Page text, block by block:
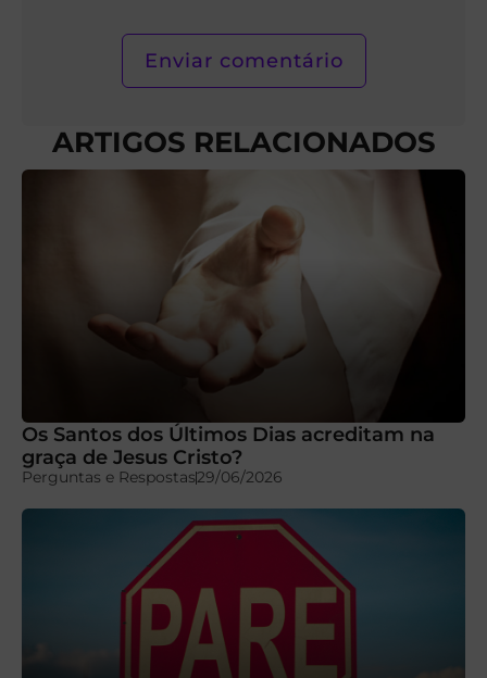
ARTIGOS RELACIONADOS
Os Santos dos Últimos Dias acreditam na
graça de Jesus Cristo?
Perguntas e Respostas29/06/2026